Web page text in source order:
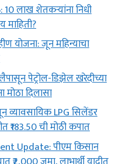
लाख शेतकऱ्यांना निधी
माहिती?
योजना: जून महिन्याचा
पेट्रोल-डिझेल खरेदीच्या
मोठा दिलासा
व्यावसायिक LPG सिलेंडर
₹183.50 ची मोठी कपात
Update: पीएम किसान